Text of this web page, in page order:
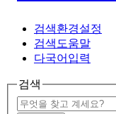
검색환경설정
검색도움말
다국어입력
검색